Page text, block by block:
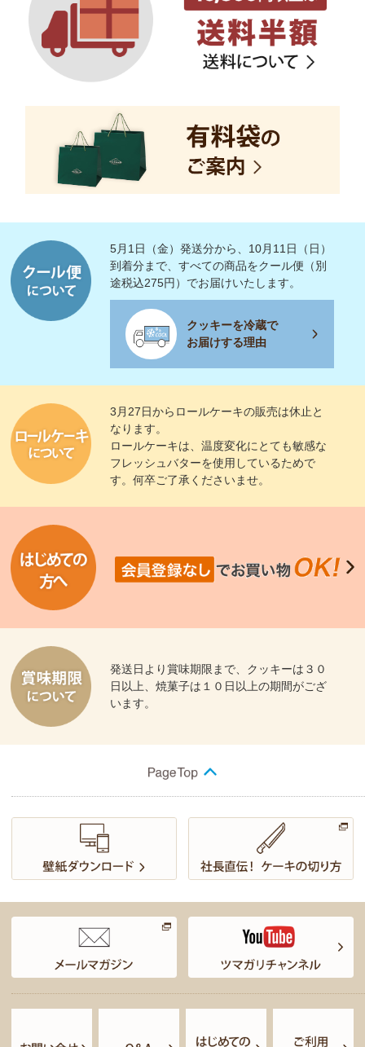
5月1日（金）発送分から、10月11日（日）
到着分まで、すべての商品をクール便（別
途税込275円）でお届けいたします。
クッキーを冷蔵で
お届けする理由
3月27日からロールケーキの販売は休止と
なります。
ロールケーキは、温度変化にとても敏感な
フレッシュバターを使用しているためで
す。何卒ご了承くださいませ。
発送日より賞味期限まで、クッキーは３０
日以上、焼菓子は１０日以上の期間がござ
います。